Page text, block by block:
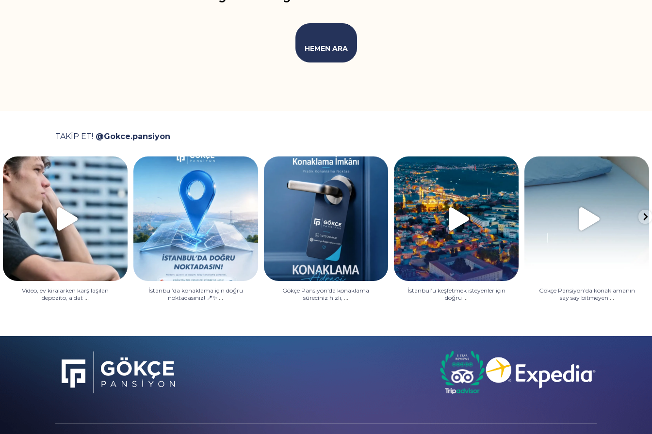
HEMEN ARA
TAKİP ET! @Gokce.pansiyon
Video, ev kiralarken karşılaşılan
depozito, aidat...
Video, ev kiralarken karşılaşılan
depozito, aidat
İstanbul’da konaklama için doğru
noktadasınız! 📍✨
İstanbul’da konaklama için doğru
noktadasınız! 📍✨
Gökçe Pansiyon’da konaklama
süreciniz hızlı,...
Gökçe Pansiyon’da konaklama
süreciniz hızlı,
İstanbul’u keşfetmek isteyenler için
İstanbul’u keşfetmek isteyenler için
doğru
Gökçe Pansiyon’da konaklamanın say
say bitmeyen...
Gökçe Pansiyon’da konaklamanın
say say bitmeyen